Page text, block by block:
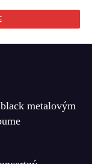
metalovým